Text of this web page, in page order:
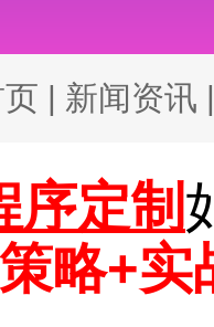
| 新闻资讯 |
序定制
略+实